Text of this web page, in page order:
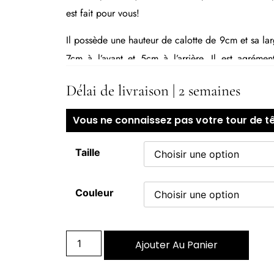
est fait pour vous!
Il possède une hauteur de calotte de 9cm et sa
7cm à l’avant et 5cm à l’arrière. Il est
retrouvera toujours sa forme d’origine!
Tous nos chapeaux sont 100% feutre de laine
France dans notre chapellerie, de la laine au
Délai de livraison | 2 semaines
Vous ne connaissez pas votre tour de
Taille
Couleur
Ajouter Au Panier